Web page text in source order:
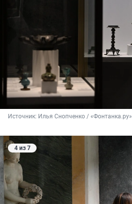
Источник: Илья Снопченко / «Фонтанка.ру»
4 из 7